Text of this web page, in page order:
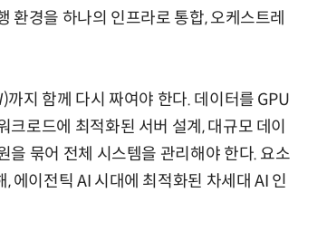
환경을 하나의 인프라로 통합, 오케스트레
지 함께 다시 짜여야 한다. 데이터를 GPU
로드에 최적화된 서버 설계, 대규모 데이
을 묶어 전체 시스템을 관리해야 한다. 요소
이전틱 AI 시대에 최적화된 차세대 AI 인